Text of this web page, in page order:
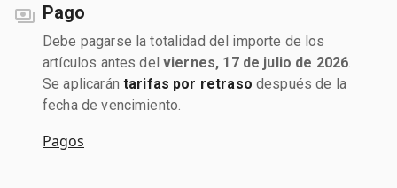
Pago
Debe pagarse la totalidad del importe de los
artículos antes del viernes, 17 de julio de 2026
Se aplicarán tarifas por retraso después de la
fecha de vencimiento.
Pagos